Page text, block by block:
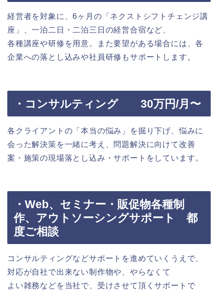
経営者を対象に、6ヶ月の「ネクストシフトチェンジ講
座」、一泊二日・二泊三日の経営合宿など、
各種講座や研修を用意。また要望がある場合には、各
企業への落とし込みや社員研修もサポートします。
・コンサルティング 30万円/月〜
各クライアントの「本当の悩み」を掘り下げ、悩みに
会った解決策を一緒に考え、問題解決に向けて改善
案・施策の現場落とし込み・サポートをしています。
・Web、セミナー・販促物各種制
作、アウトソーシングサポート 都
度ご相談
コンサルティングなどサポートを進めていくうえで、
対応が自社で出来ない制作物や、やらなくて
よい雑務などを当社で、受けさせて頂くサポートで